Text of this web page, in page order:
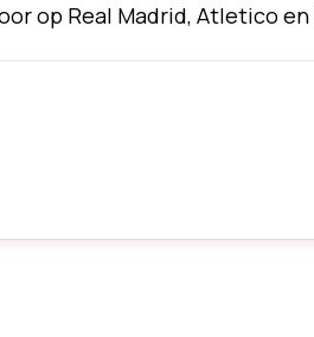
op Real Madrid, Atletico